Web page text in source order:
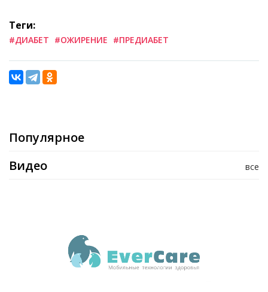
Теги:
#ДИАБЕТ #ОЖИРЕНИЕ #ПРЕДИАБЕТ
Популярное
все
Видео